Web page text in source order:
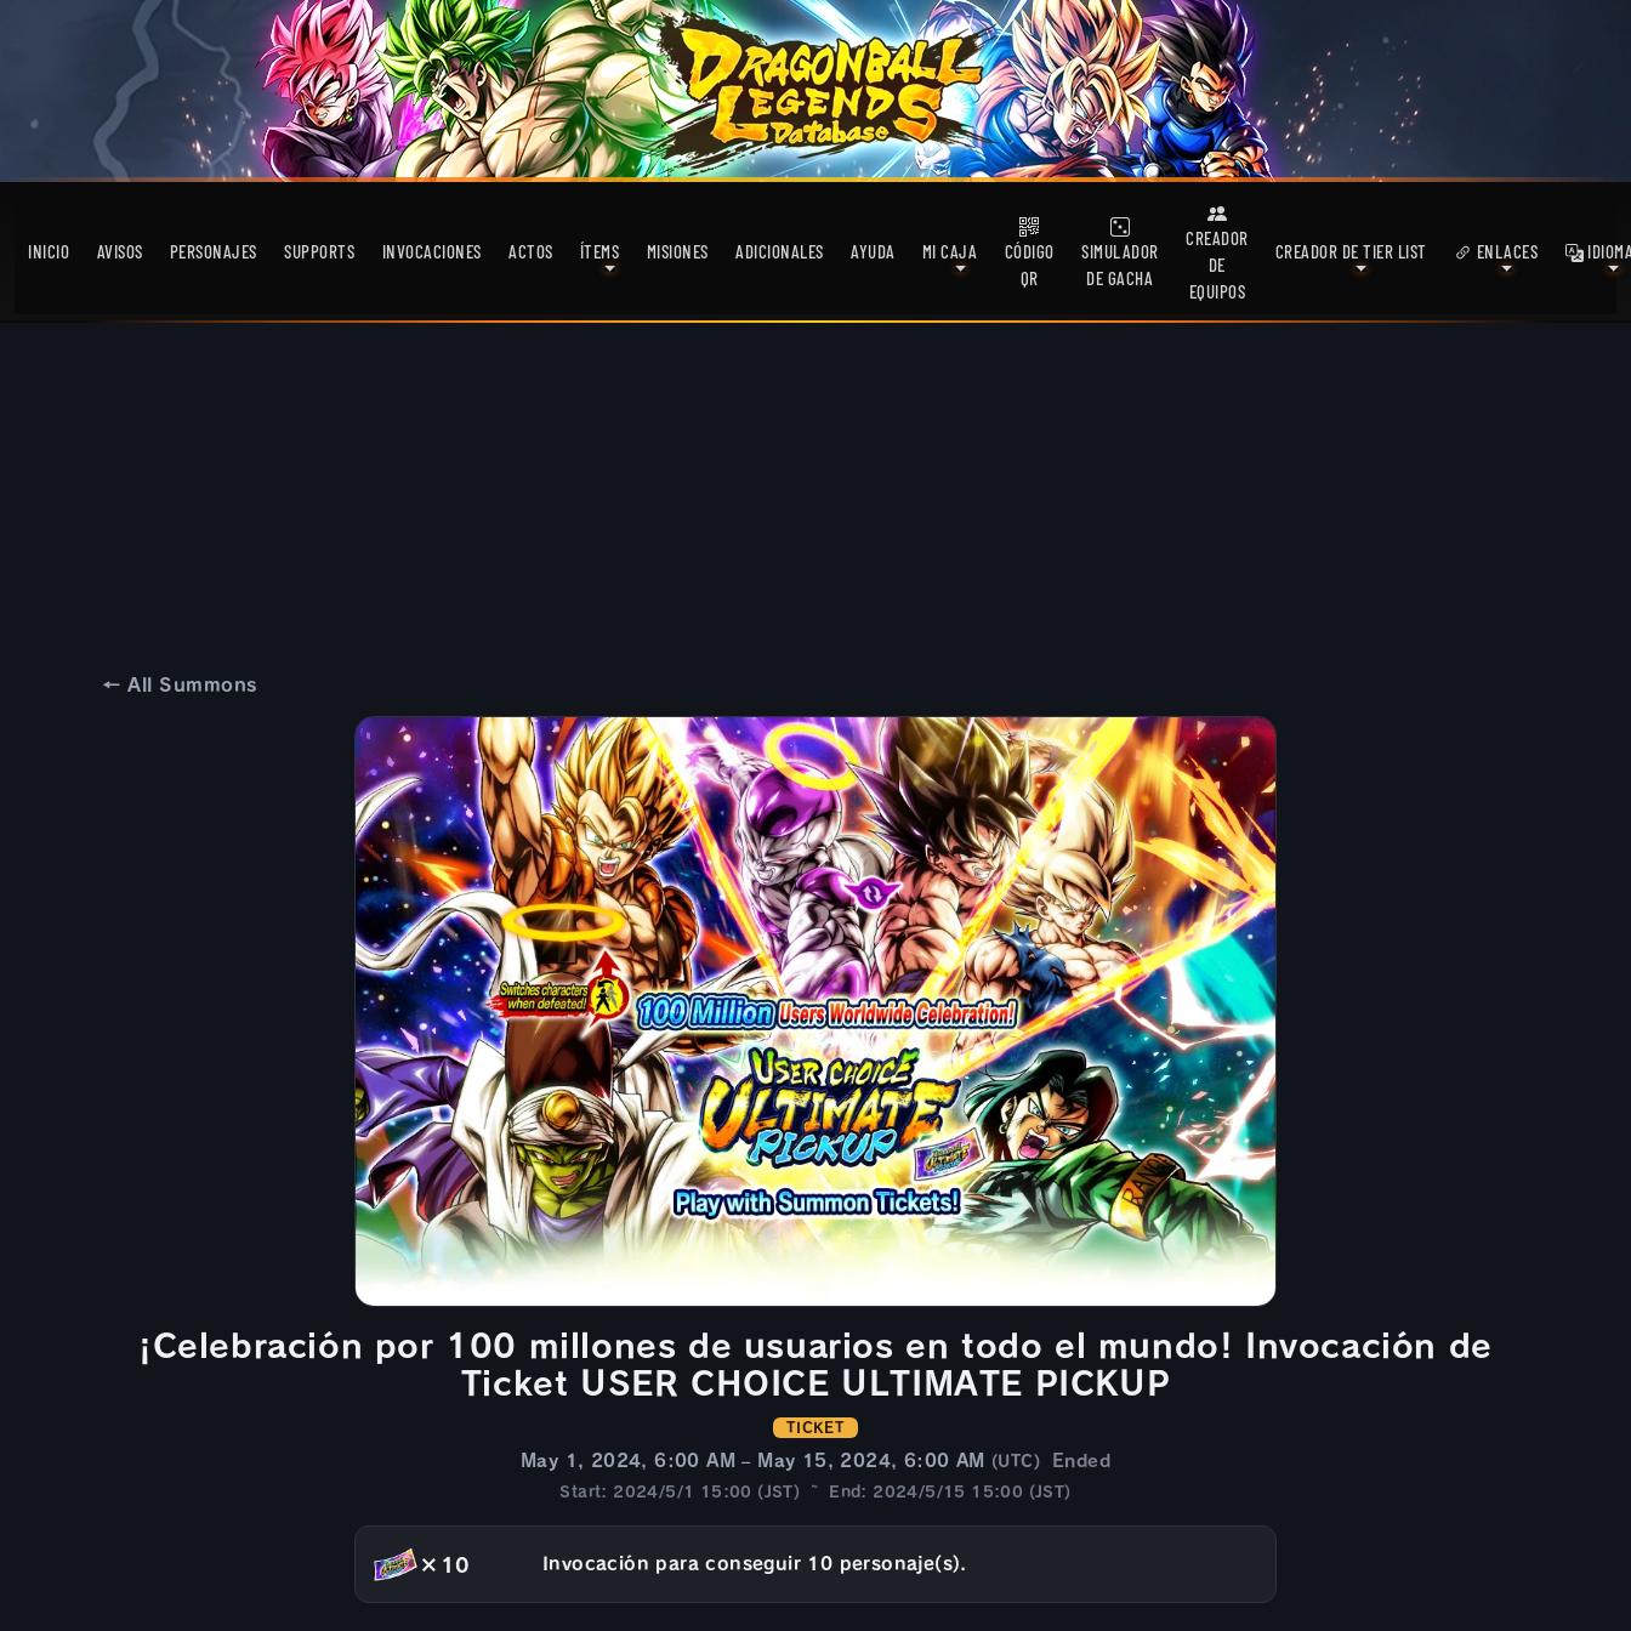
INICIO AVISOS PERSONAJES SUPPORTS INVOCACIONES ACTOS ÍTEMS MISIONES ADICIONALES AYUDA MI CAJA
CÓDIGO
QR
SIMULADOR
DE GACHA
CREADOR
DE
EQUIPOS
CREADOR DE TIER LIST ENLACES
← All Summons
¡Celebración por 100 millones de usuarios en todo el mundo! Invocación de
Ticket USER CHOICE ULTIMATE PICKUP
TICKET
May 1, 2024, 6:00 AM – May 15, 2024, 6:00 AM (UTC) Ended
Start: 2024/5/1 15:00 (JST) ~ End: 2024/5/15 15:00 (JST)
×10 Invocación para conseguir 10 personaje(s).